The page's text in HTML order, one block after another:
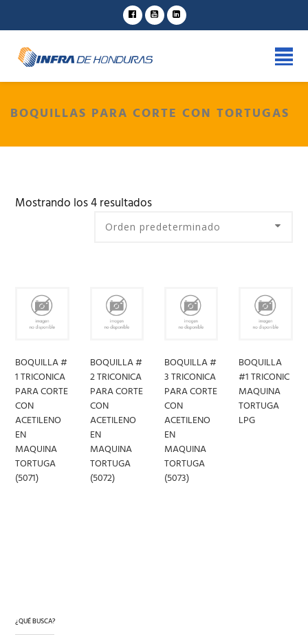
BOQUILLAS PARA CORTE CON TORTUGAS
Mostrando los 4 resultados
BOQUILLA #
1 TRICONICA
PARA CORTE
CON
ACETILENO
EN
MAQUINA
TORTUGA
(5071)
BOQUILLA #
2 TRICONICA
PARA CORTE
CON
ACETILENO
EN
MAQUINA
TORTUGA
(5072)
BOQUILLA #
3 TRICONICA
PARA CORTE
CON
ACETILENO
EN
MAQUINA
TORTUGA
(5073)
BOQUILLA
#1 TRICONIC
MAQUINA
TORTUGA
LPG
¿QUÉ BUSCA?